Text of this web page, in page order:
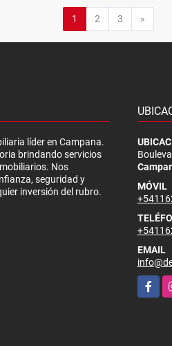
1 2 3 »
líder en Campana.
brindando servicios
Nos
seguridad y
inversión del rubro.
MÓVIL
EMAIL